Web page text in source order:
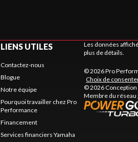
LIENS UTILES
Contactez-nous
Blogue
Notre équipe
Pourquoi travailler chez Pro
Performance
Financement
Services financiers Yamaha
Les données
plus de détails.
© 2026 Pro
Choix de
© 2026
Membre du réseau